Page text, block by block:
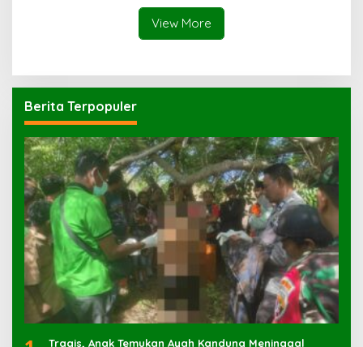
View More
Berita Terpopuler
Tragis, Anak Temukan Ayah Kandung Meninggal